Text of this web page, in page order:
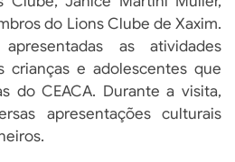
do Lions Clube de Xaxim.
as atividades
crianças e adolescentes que
do CEACA. Durante a visita,
apresentações culturais